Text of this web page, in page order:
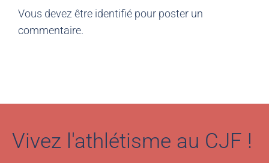
commentaire.
Vivez l'athlétisme au CJF !